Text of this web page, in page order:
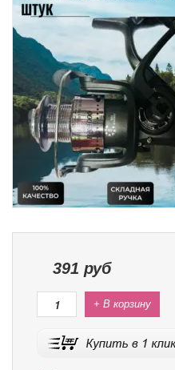
391 руб
+ В корзину